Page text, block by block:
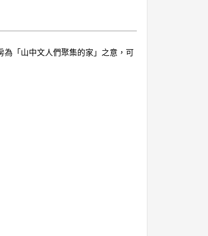
「山中文人們聚集的家」之意，可